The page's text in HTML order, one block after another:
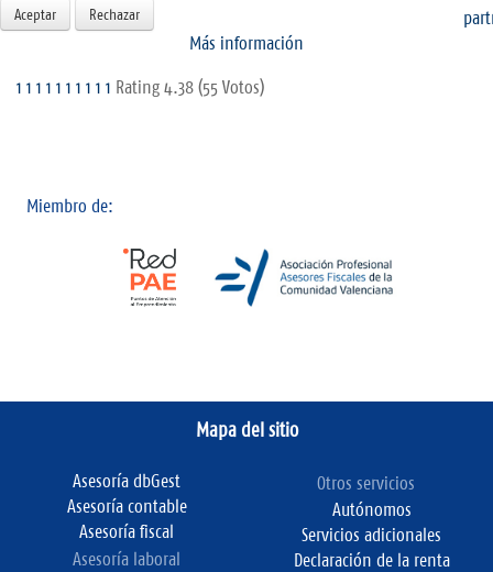
1 1 1 1 1 1 1 1 1 1 Rating 4.38 (55 Votos)
Miembro de:
Mapa del sitio
Asesoría dbGest
Asesoría contable
Asesoría fiscal
Asesoría laboral
Otros servicios
Autónomos
Servicios adicionales
Declaración de la renta
Aceptar Rechazar
Más información